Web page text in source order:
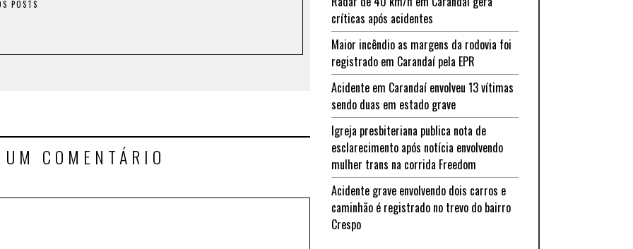
POSTS
COMENTÁRIO
críticas após acidentes
Maior incêndio as margens da rodovia foi
registrado em Carandaí pela EPR
Acidente em Carandaí envolveu 13 vítimas
sendo duas em estado grave
Igreja presbiteriana publica nota de
esclarecimento após notícia envolvendo
mulher trans na corrida Freedom
Acidente grave envolvendo dois carros e
caminhão é registrado no trevo do bairro
Crespo